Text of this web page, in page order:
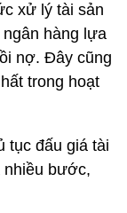
xử lý tài sản
hàng lựa
nợ. Đây cũng
trong hoạt
tục đấu giá tài
nhiều bước,